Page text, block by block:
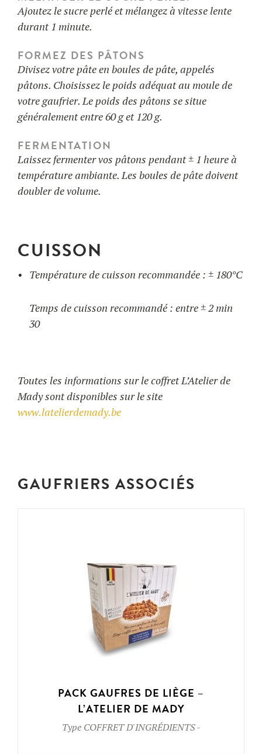
Ajoutez le sucre perlé et mélangez à vitesse lente
durant 1 minute.
FORMEZ DES PÂTONS
Divisez votre pâte en boules de pâte, appelés
pâtons. Choisissez le poids adéquat au moule de
votre gaufrier. Le poids des pâtons se situe
généralement entre 60 g et 120 g.
FERMENTATION
Laissez fermenter vos pâtons pendant ± 1 heure à
température ambiante. Les boules de pâte doivent
doubler de volume.
CUISSON
Température de cuisson recommandée : ± 180°C
Temps de cuisson recommandé : entre ± 2 min
30
Toutes les informations sur le coffret L’Atelier de
Mady sont disponibles sur le site
www.latelierdemady.be
GAUFRIERS ASSOCIÉS
PACK GAUFRES DE LIÈGE –
L’ATELIER DE MADY
Type COFFRET D'INGRÉDIENTS-